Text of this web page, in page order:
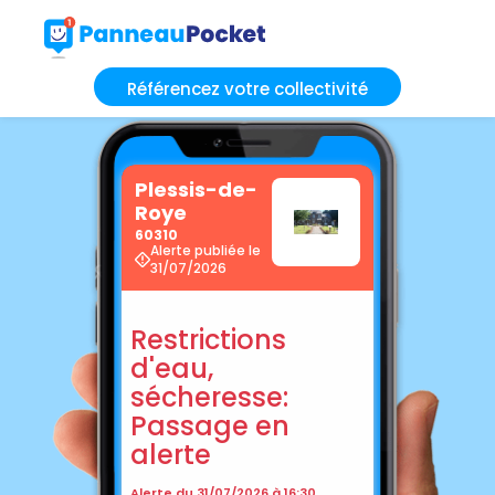
Référencez votre collectivité
Plessis-de-
Roye
60310
Alerte publiée le
31/07/2026
Restrictions
d'eau,
sécheresse:
Passage en
alerte